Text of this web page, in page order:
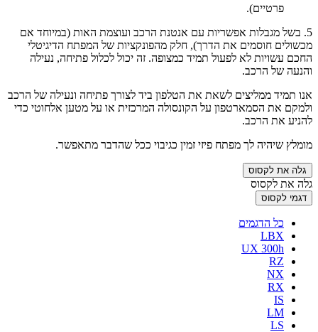
פרטיים).
5. בשל מגבלות אפשריות עם אנטנת הרכב ועוצמת האות (במיוחד אם
מכשולים חוסמים את הדרך), חלק מהפונקציות של המפתח הדיגיטלי
החכם עשויות לא לפעול תמיד כמצופה. זה יכול לכלול פתיחה, נעילה
והנעה של הרכב.
אנו תמיד ממליצים לשאת את הטלפון ביד לצורך פתיחה ונעילה של הרכב
ולמקם את הסמארטפון על הקונסולה המרכזית או על מטען אלחוטי כדי
להניע את הרכב.
מומלץ שיהיה לך מפתח פיזי זמין כגיבוי ככל שהדבר מתאפשר.
גלה את לקסוס
גלה את לקסוס
דגמי לקסוס
כל הדגמים
LBX
UX 300h
RZ
NX
RX
IS
LM
LS